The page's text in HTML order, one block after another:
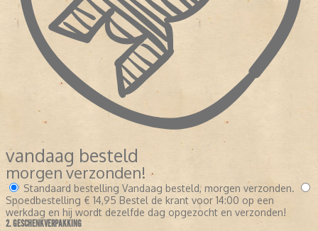
vandaag besteld
morgen verzonden!
Standaard bestelling Vandaag besteld, morgen verzonden.
Spoedbestelling € 14,95 Bestel de krant voor 14:00 op een
werkdag en hij wordt dezelfde dag opgezocht en verzonden!
2. GESCHENKVERPAKKING